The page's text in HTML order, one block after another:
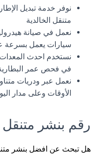
نوفر خدمة تبديل
متنقل الخالدية
نعمل في صيانة
سيارات يعمل بسرعة
نستخدم احدث
في فحص عمر
نعمل عبر ودريات
الأوقات وعلى مدار
رقم بنشر متنقل
هل تبحث عن افضل بنشر